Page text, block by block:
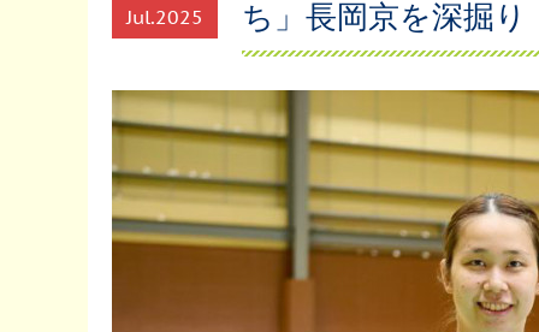
Jul 2025 ち」長岡京を深掘り